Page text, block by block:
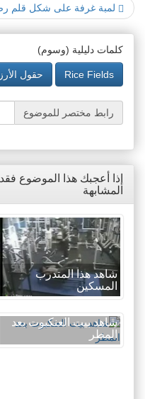
لمبة غرفة على شكل قلم
كلمات دليلية (وسوم)
Rice Fields حقول الأرز
رابط مختصر للموضوع
إذا أعجبك هذا الموضوع
المشابهة
شاهد هذا المتدرب
المسكين
شاهد بيت العنكبوت بعد
المطر